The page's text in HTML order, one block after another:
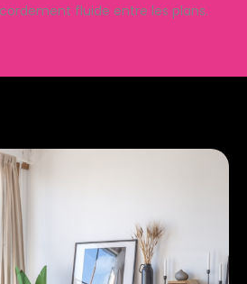
fluide entre les plans.